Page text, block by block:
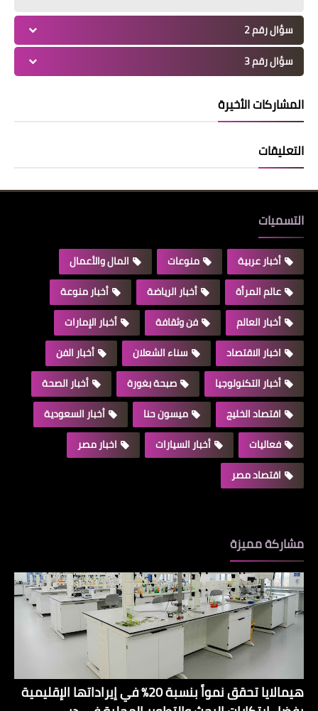
سؤال رقم 2
سؤال رقم 3
المشاركات الأخيرة
التعليقات
التسميات
أخبار عربية منوعات
المال والأعمال
عالم المرأة
أخبار الرياضة
أخبار منوعة
أخبار العالم
فن وثقافة
أخبار الإمارات
اخبار الاقتصاد
سناء الشعلان
أخبار الفن
أخبار التكنولوجيا
صبحة بغورة
أخبار الصحة
اقتصاد الخليج
ميسون حنا
أخبار السعودية
فعاليات
أخبار السيارات
اخبار مصر
اقتصاد مصر
مشاركة مميزة
هيمالايا تحقق نمواً بنسبة 20% في إيراداتها الإقليمية